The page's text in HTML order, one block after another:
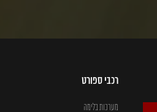
רכבי ספורט
מערכות בלימה